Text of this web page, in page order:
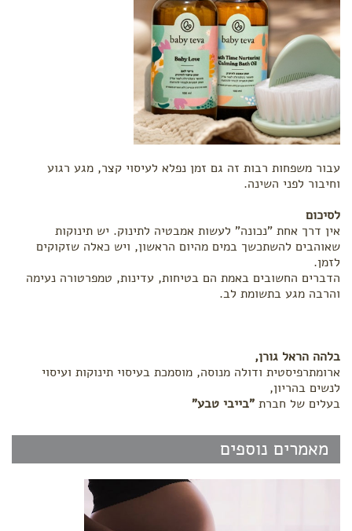
עבור משפחות רבות זה גם זמן נפלא לעיסוי קצר, מגע רגוע
וחיבור לפני השינה.
לסיכום
אין דרך אחת "נכונה" לעשות אמבטיה לתינוק. יש תינוקות
שאוהבים להשתכשך במים מהיום הראשון, ויש כאלה שזקוקים
לזמן.
הדברים החשובים באמת הם בטיחות, עדינות, טמפרטורה נעימה
והרבה מגע בתשומת לב.
בלהה הראל גורן,
ארומתרפיסטית ודולה מנוסה, מוסמכת בעיסוי תינוקות ועיסוי
לנשים בהריון,
בעלים של חברת "בייבי טבע"
מאמרים נוספים